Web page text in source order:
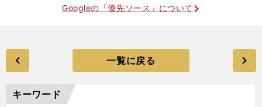
Googleの「優先ソース」について
一覧に戻る
キーワード